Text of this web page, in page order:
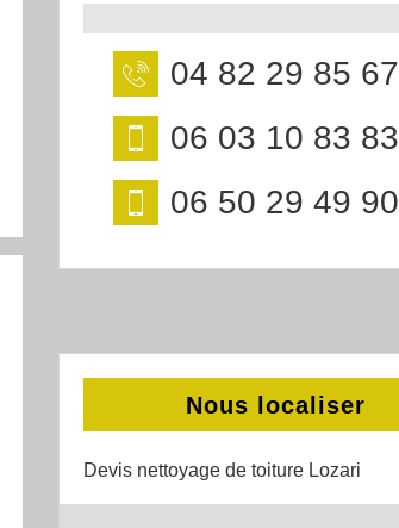
04 82 29 85 67
06 03 10 83 83
06 50 29 49 90
Nous localiser
Devis nettoyage de toiture Lozari